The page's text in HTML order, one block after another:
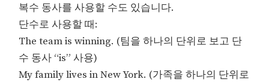
복수 동사를 사용할 수도 있습니다.
단수로 사용할 때:
The team is winning. (팀을 하나의 단위로 보고 단
수 동사 “is” 사용)
My family lives in New York. (가족을 하나의 단위로